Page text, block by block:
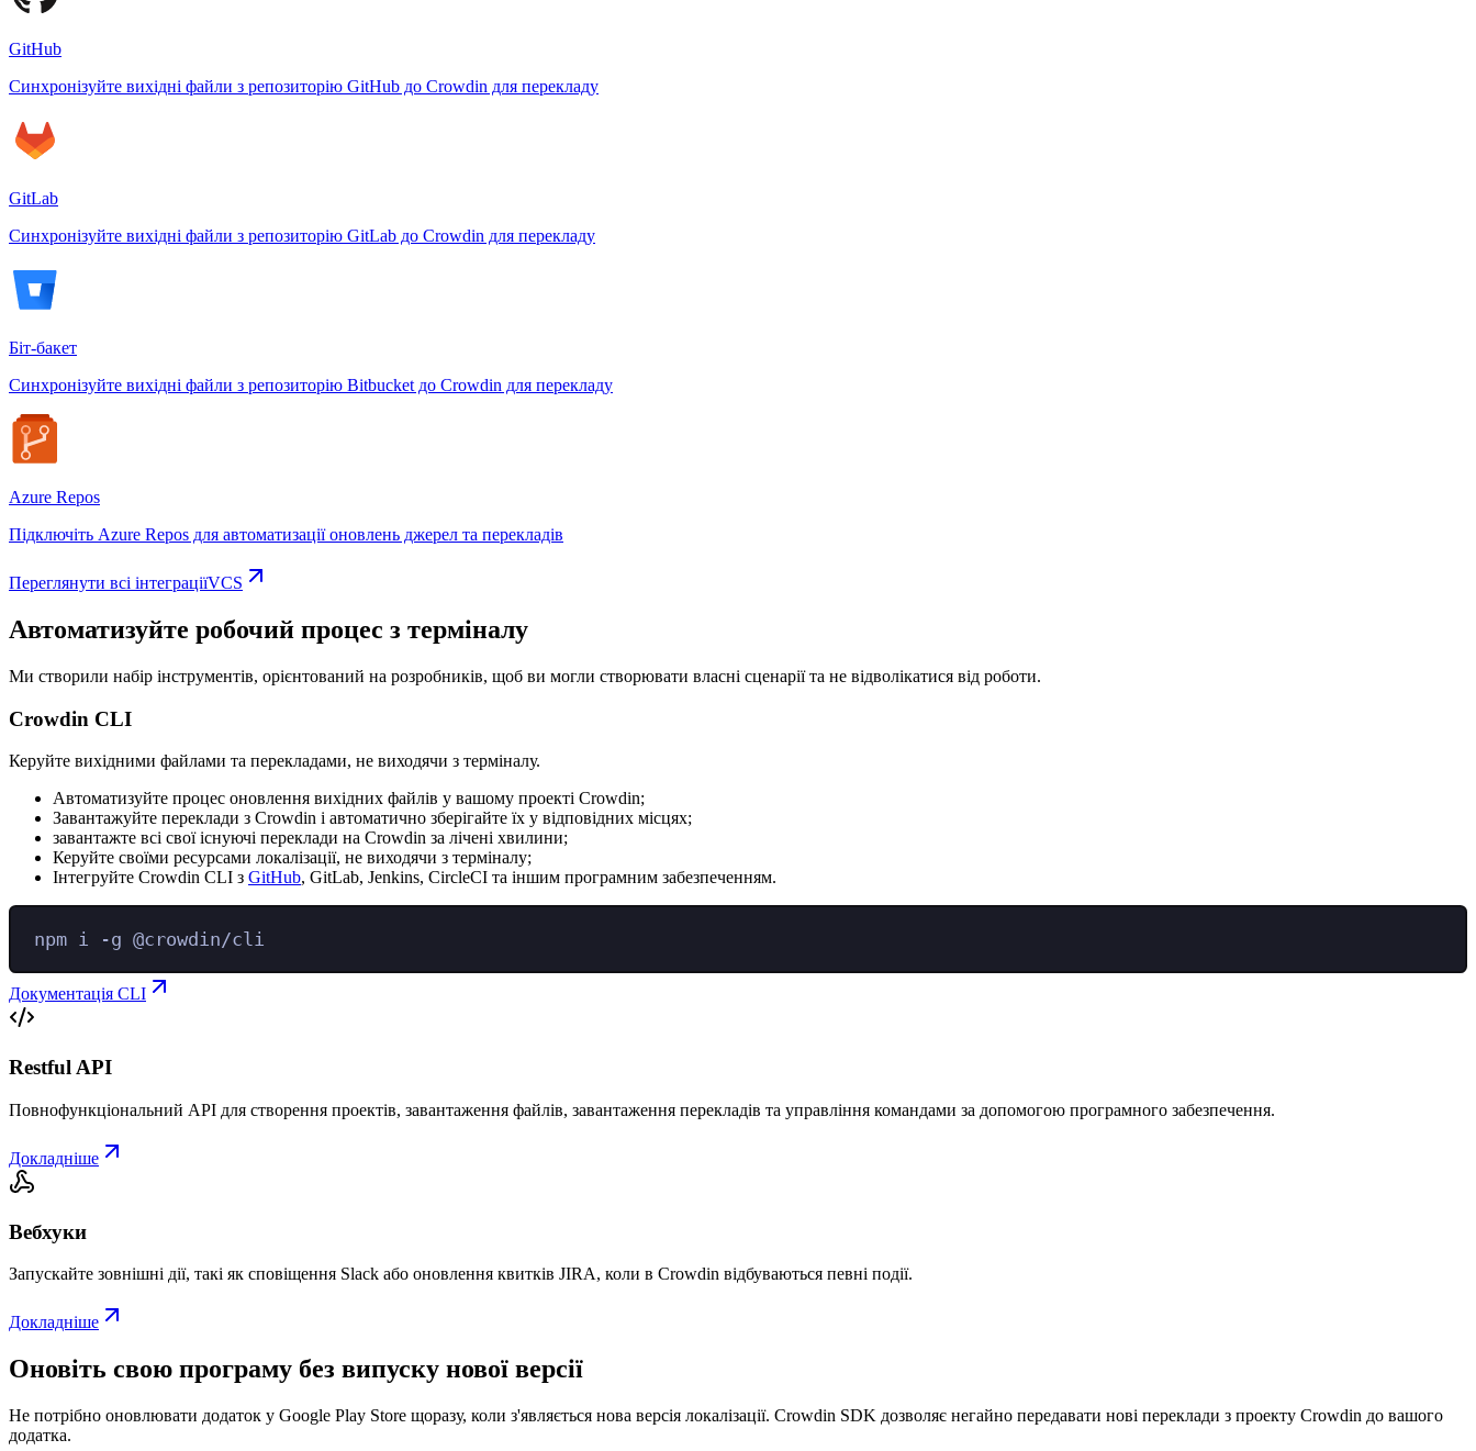
GitHub
Синхронізуйте вихідні файли з репозиторію GitHub до Crowdin для перекладу
GitLab
Синхронізуйте вихідні файли з репозиторію GitLab до Crowdin для перекладу
Біт-бакет
Синхронізуйте вихідні файли з репозиторію Bitbucket до Crowdin для перекладу
Azure Repos
Підключіть Azure Repos для автоматизації оновлень джерел та перекладів
Переглянути всі інтеграціїVCS
Автоматизуйте робочий процес з терміналу
Ми створили набір інструментів, орієнтований на розробників, щоб ви могли створювати власні сценарії та не відволікатися від роботи.
Crowdin CLI
Керуйте вихідними файлами та перекладами, не виходячи з терміналу.
Автоматизуйте процес оновлення вихідних файлів у вашому проекті Crowdin;
Завантажуйте переклади з Crowdin і автоматично зберігайте їх у відповідних місцях;
завантажте всі свої існуючі переклади на Crowdin за лічені хвилини;
Керуйте своїми ресурсами локалізації, не виходячи з терміналу;
Інтегруйте Crowdin CLI з GitHub, GitLab, Jenkins, CircleCI та іншим програмним забезпеченням.
npm i -g @crowdin/cli
Документація CLI
Restful API
Повнофункціональний API для створення проектів, завантаження файлів, завантаження перекладів та управління командами за допомогою програмного забезпечення.
Докладніше
Вебхуки
Запускайте зовнішні дії, такі як сповіщення Slack або оновлення квитків JIRA, коли в Crowdin відбуваються певні події.
Докладніше
Оновіть свою програму без випуску нової версії
Не потрібно оновлювати додаток у Google Play Store щоразу, коли з'являється нова версія локалізації. Crowdin SDK дозволяє негайно передавати нові переклади з проекту Crowdin до вашого
додатка.